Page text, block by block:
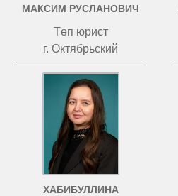
МАКСИМ РУСЛАНОВИЧ
Төп юрист
г. Октябрьский
ХАБИБУЛЛИНА